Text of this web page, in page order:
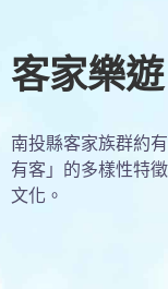
客家樂遊
南投縣客家族群約
有客」的多樣性特
文化。